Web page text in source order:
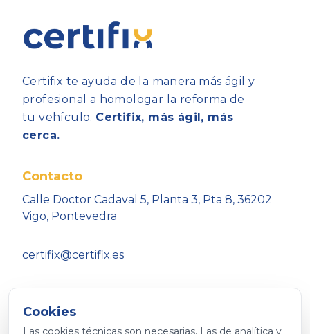
Certifix te ayuda de la manera más ágil y
profesional a homologar la reforma de
tu vehículo. Certifix, más ágil, más
cerca.
Contacto
Calle Doctor Cadaval 5, Planta 3, Pta 8, 36202
Vigo, Pontevedra
certifix@certifix.es
Cookies
Las cookies técnicas son necesarias. Las de analítica y